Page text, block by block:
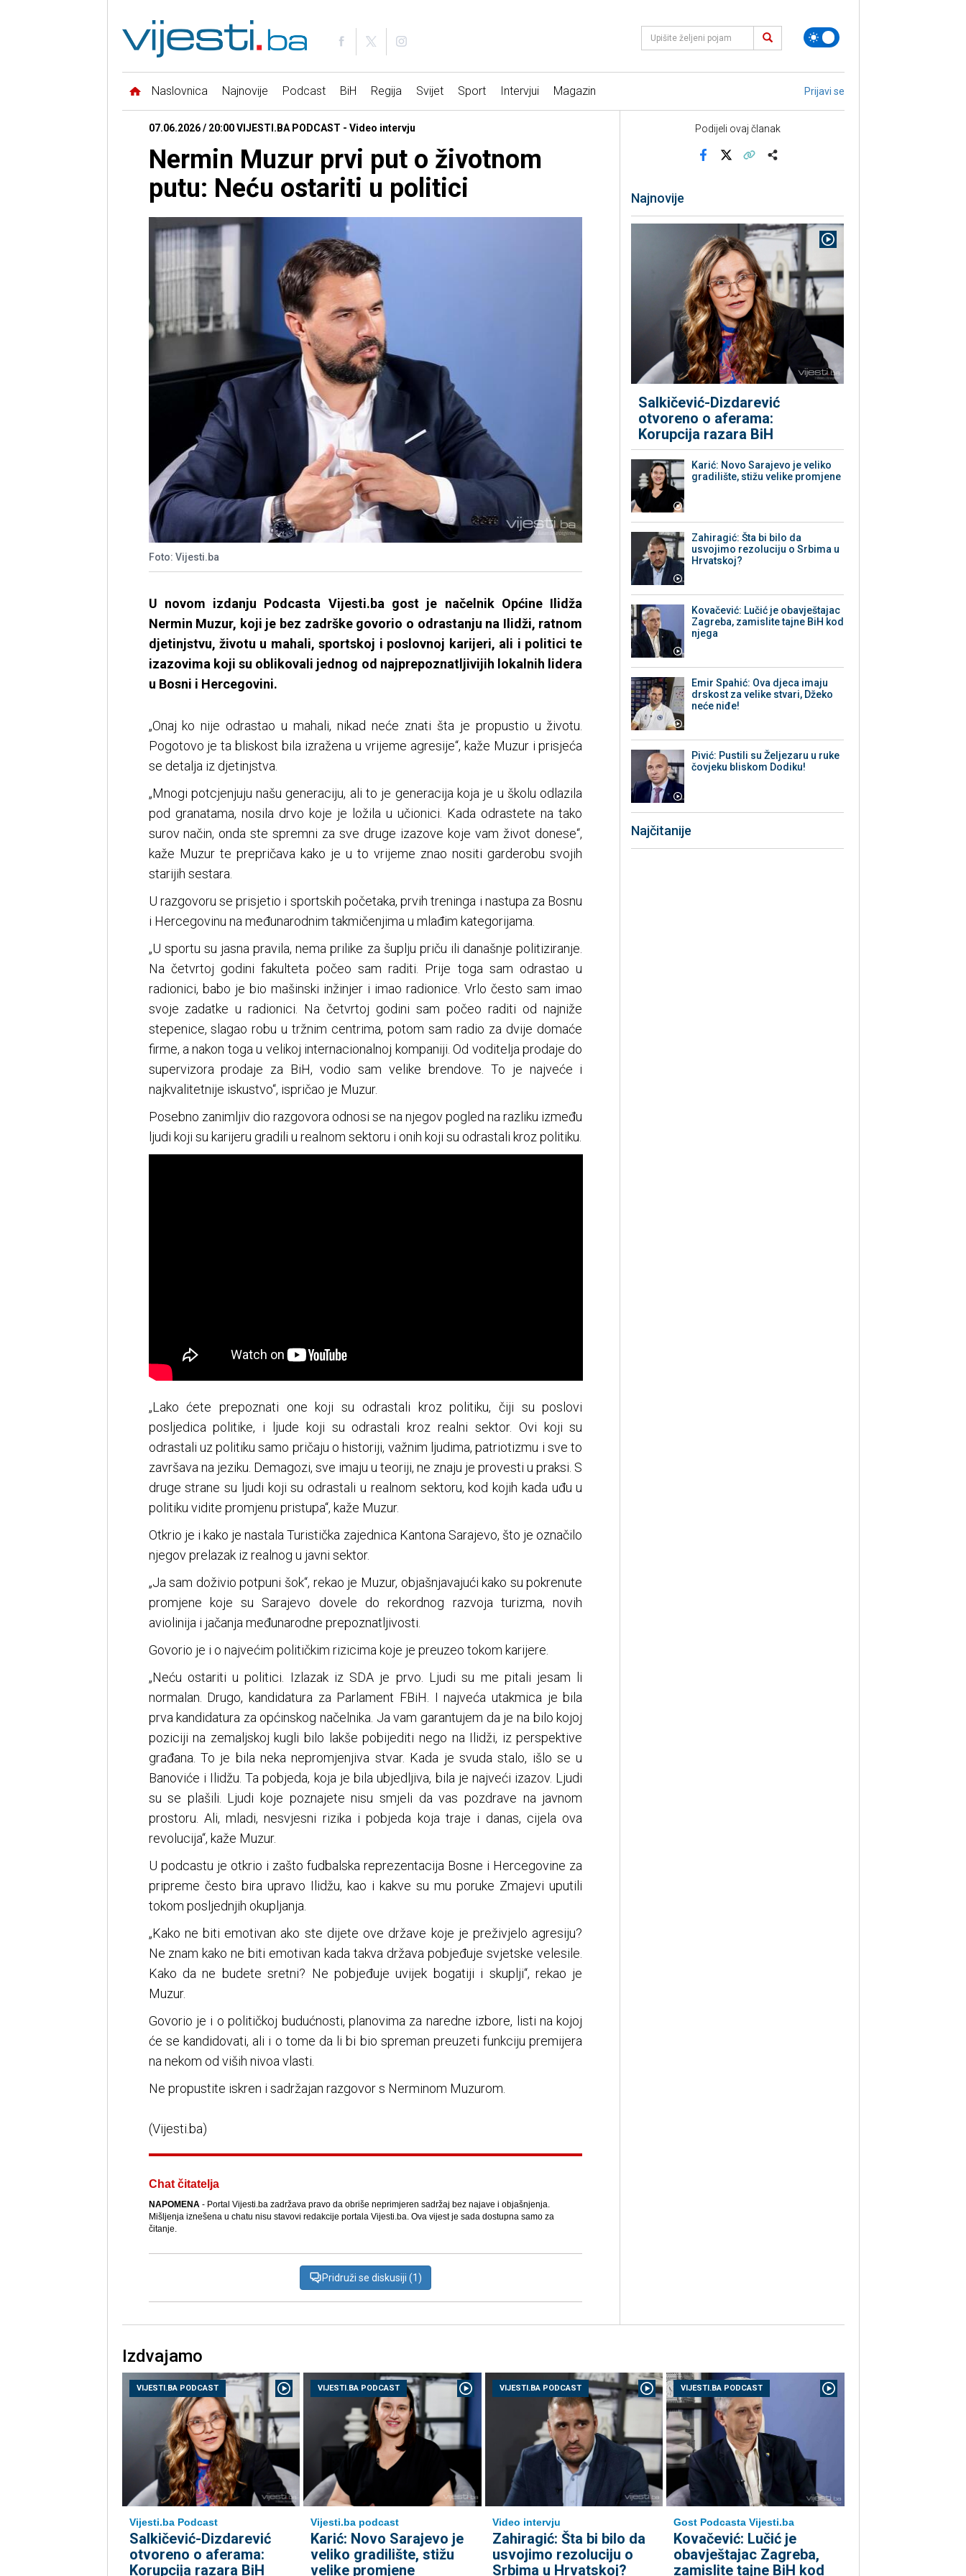
Naslovnica Najnovije Podcast BiH Regija Svijet Sport Intervjui Magazin Prijavi se
07.06.2026 / 20:00 VIJESTI.BA PODCAST - Video intervju
Nermin Muzur prvi put o životnom
putu: Neću ostariti u politici
Foto: Vijesti.ba
U novom izdanju Podcasta Vijesti.ba gost je načelnik Općine Ilidža
Nermin Muzur, koji je bez zadrške govorio o odrastanju na Ilidži, ratnom
djetinjstvu, životu u mahali, sportskoj i poslovnoj karijeri, ali i politici te
izazovima koji su oblikovali jednog od najprepoznatljivijih lokalnih lidera
u Bosni i Hercegovini.
„Onaj ko nije odrastao u mahali, nikad neće znati šta je propustio u životu.
Pogotovo je ta bliskost bila izražena u vrijeme agresije“, kaže Muzur i prisjeća
se detalja iz djetinjstva.
„Mnogi potcjenjuju našu generaciju, ali to je generacija koja je u školu odlazila
pod granatama, nosila drvo koje je ložila u učionici. Kada odrastete na tako
surov način, onda ste spremni za sve druge izazove koje vam život donese“,
kaže Muzur te prepričava kako je u to vrijeme znao nositi garderobu svojih
starijih sestara.
U razgovoru se prisjetio i sportskih početaka, prvih treninga i nastupa za Bosnu
i Hercegovinu na međunarodnim takmičenjima u mlađim kategorijama.
„U sportu su jasna pravila, nema prilike za šuplju priču ili današnje politiziranje.
Na četvrtoj godini fakulteta počeo sam raditi. Prije toga sam odrastao u
radionici, babo je bio mašinski inžinjer i imao radionice. Vrlo često sam imao
svoje zadatke u radionici. Na četvrtoj godini sam počeo raditi od najniže
stepenice, slagao robu u tržnim centrima, potom sam radio za dvije domaće
firme, a nakon toga u velikoj internacionalnoj kompaniji. Od voditelja prodaje do
supervizora prodaje za BiH, vodio sam velike brendove. To je najveće i
najkvalitetnije iskustvo“, ispričao je Muzur.
Posebno zanimljiv dio razgovora odnosi se na njegov pogled na razliku između
ljudi koji su karijeru gradili u realnom sektoru i onih koji su odrastali kroz politiku.
„Lako ćete prepoznati one koji su odrastali kroz politiku, čiji su poslovi
posljedica politike, i ljude koji su odrastali kroz realni sektor. Ovi koji su
odrastali uz politiku samo pričaju o historiji, važnim ljudima, patriotizmu i sve to
završava na jeziku. Demagozi, sve imaju u teoriji, ne znaju je provesti u praksi. S
druge strane su ljudi koji su odrastali u realnom sektoru, kod kojih kada uđu u
politiku vidite promjenu pristupa“, kaže Muzur.
Otkrio je i kako je nastala Turistička zajednica Kantona Sarajevo, što je označilo
njegov prelazak iz realnog u javni sektor.
„Ja sam doživio potpuni šok“, rekao je Muzur, objašnjavajući kako su pokrenute
promjene koje su Sarajevo dovele do rekordnog razvoja turizma, novih
aviolinija i jačanja međunarodne prepoznatljivosti.
Govorio je i o najvećim političkim rizicima koje je preuzeo tokom karijere.
„Neću ostariti u politici. Izlazak iz SDA je prvo. Ljudi su me pitali jesam li
normalan. Drugo, kandidatura za Parlament FBiH. I najveća utakmica je bila
prva kandidatura za općinskog načelnika. Ja vam garantujem da je na bilo kojoj
poziciji na zemaljskoj kugli bilo lakše pobijediti nego na Ilidži, iz perspektive
građana. To je bila neka nepromjenjiva stvar. Kada je svuda stalo, išlo se u
Banoviće i Ilidžu. Ta pobjeda, koja je bila ubjedljiva, bila je najveći izazov. Ljudi
su se plašili. Ljudi koje poznajete nisu smjeli da vas pozdrave na javnom
prostoru. Ali, mladi, nesvjesni rizika i pobjeda koja traje i danas, cijela ova
revolucija“, kaže Muzur.
U podcastu je otkrio i zašto fudbalska reprezentacija Bosne i Hercegovine za
pripreme često bira upravo Ilidžu, kao i kakve su mu poruke Zmajevi uputili
tokom posljednjih okupljanja.
„Kako ne biti emotivan ako ste dijete ove države koje je preživjelo agresiju?
Ne znam kako ne biti emotivan kada takva država pobjeđuje svjetske velesile.
Kako da ne budete sretni? Ne pobjeđuje uvijek bogatiji i skuplji“, rekao je
Muzur.
Govorio je i o političkoj budućnosti, planovima za naredne izbore, listi na kojoj
će se kandidovati, ali i o tome da li bi bio spreman preuzeti funkciju premijera
na nekom od viših nivoa vlasti.
Ne propustite iskren i sadržajan razgovor s Nerminom Muzurom.
(Vijesti.ba)
Chat čitatelja
NAPOMENA- Portal Vijesti.ba zadržava pravo da obriše neprimjeren sadržaj bez najave i objašnjenja.
Mišljenja iznešena u chatu nisu stavovi redakcije portala Vijesti.ba. Ova vijest je sada dostupna samo za
čitanje.
Pridruži se diskusiji (1)
Podijeli ovaj članak
Najnovije
Salkičević-Dizdarević
otvoreno o aferama:
Korupcija razara BiH
Karić: Novo Sarajevo je veliko
gradilište, stižu velike promjene
Zahiragić: Šta bi bilo da
usvojimo rezoluciju o Srbima u
Hrvatskoj?
Kovačević: Lučić je obavještajac
Zagreba, zamislite tajne BiH kod
njega
Emir Spahić: Ova djeca imaju
drskost za velike stvari, Džeko
neće niđe!
Pivić: Pustili su Željezaru u ruke
čovjeku bliskom Dodiku!
Najčitanije
Izdvajamo
VIJESTI.BA PODCAST
Vijesti.ba Podcast
Salkičević-Dizdarević
otvoreno o aferama:
Korupcija razara BiH
VIJESTI.BA PODCAST
Vijesti.ba podcast
Karić: Novo Sarajevo je
veliko gradilište, stižu
velike promjene
VIJESTI.BA PODCAST
Video intervju
Zahiragić: Šta bi bilo da
usvojimo rezoluciju o
Srbima u Hrvatskoj?
VIJESTI.BA PODCAST
Gost Podcasta Vijesti.ba
Kovačević: Lučić je
obavještajac Zagreba,
zamislite tajne BiH kod